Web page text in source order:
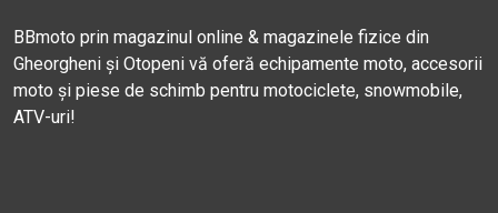
BBmoto prin magazinul online & magazinele fizice din
Gheorgheni și Otopeni vă oferă echipamente moto, accesorii
moto și piese de schimb pentru motociclete, snowmobile,
ATV-uri!